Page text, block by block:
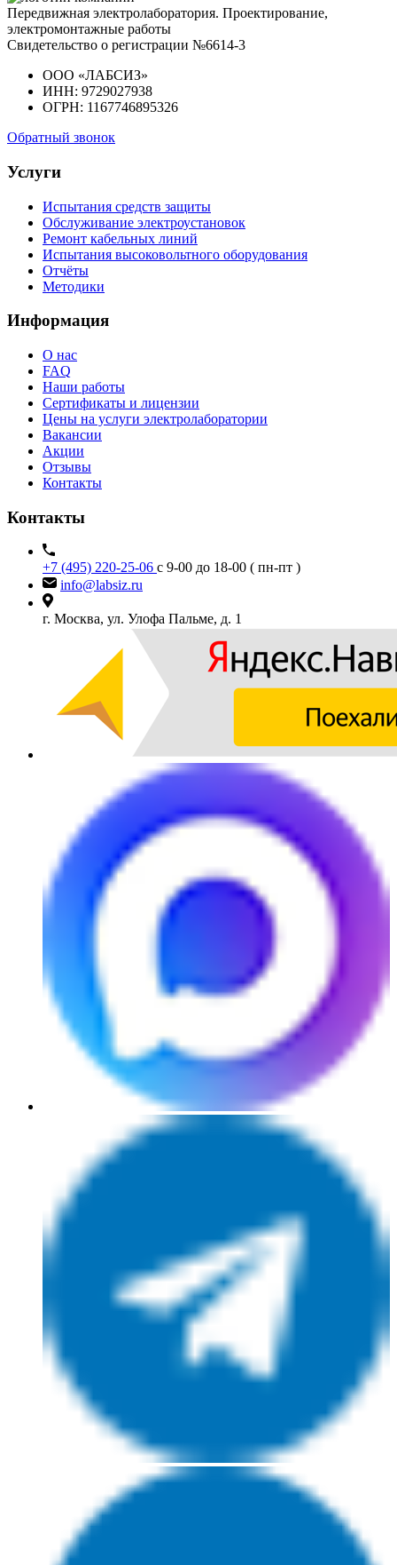
Передвижная электролаборатория. Проектирование,
электромонтажные работы
Свидетельство о регистрации №6614-3
ООО «ЛАБСИЗ»
ИНН: 9729027938
ОГРН: 1167746895326
Обратный звонок
Услуги
Испытания средств защиты
Обслуживание электроустановок
Ремонт кабельных линий
Испытания высоковольтного оборудования
Отчёты
Методики
Информация
О нас
FAQ
Наши работы
Сертификаты и лицензии
Цены на услуги электролаборатории
Вакансии
Акции
Отзывы
Контакты
Контакты
+7 (495) 220-25-06 с 9-00 до 18-00 ( пн-пт )
info@labsiz.ru
г. Москва, ул. Улофа Пальме, д. 1